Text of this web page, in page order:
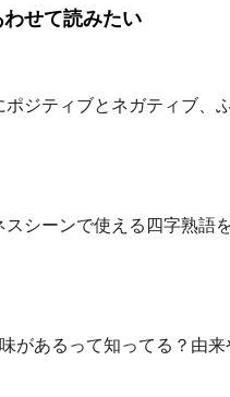
せて読みたい
ジティブとネガティブ、
シーンで使える四字熟語
があるって知ってる？由